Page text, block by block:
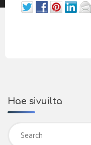
Hae sivuilta